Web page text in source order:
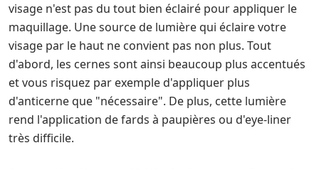
visage n'est pas du tout bien éclairé pour appliquer le
maquillage. Une source de lumière qui éclaire votre
visage par le haut ne convient pas non plus. Tout
d'abord, les cernes sont ainsi beaucoup plus accentués
et vous risquez par exemple d'appliquer plus
d'anticerne que "nécessaire". De plus, cette lumière
rend l'application de fards à paupières ou d'eye-liner
très difficile.